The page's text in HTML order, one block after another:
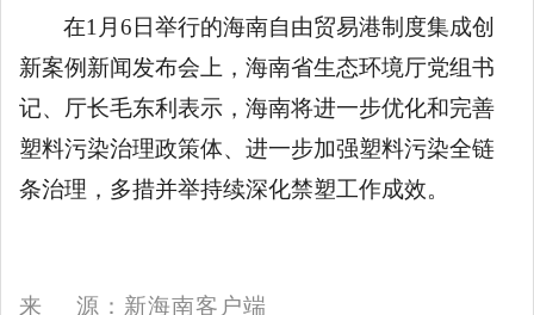
在1月6日举行的海南自由贸易港制度集成创
新案例新闻发布会上，海南省生态环境厅党组书
记、厅长毛东利表示，海南将进一步优化和完善
塑料污染治理政策体、进一步加强塑料污染全链
条治理，多措并举持续深化禁塑工作成效。
来 源：新海南客户端